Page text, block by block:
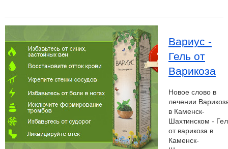
Вариус -
Гель от
Варикоза
Новое слово в
лечении
в Каменск-
Шахтинском -
от варикоза в
Каменск-